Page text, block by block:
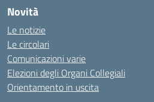
Novità
Le notizie
Le circolari
Comunicazioni varie
Elezioni degli Organi Collegiali
Orientamento in uscita